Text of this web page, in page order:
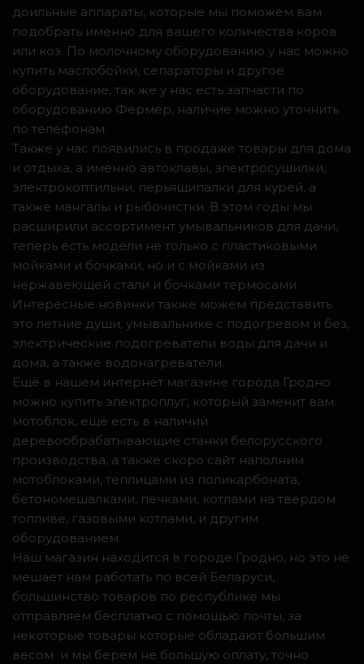
доильные аппараты, которые мы поможем вам
подобрать именно для вашего количества коров
или коз. По молочному оборудованию у нас можно
купить маслобойки, сепараторы и другое
оборудование, так же у нас есть запчасти по
оборудованию Фермер, наличие можно уточнить
по телефонам.
Также у нас появились в продаже товары для дома
и отдыха, а именно автоклавы, электросушилки,
электрокоптильни, перьящипалки для курей, а
также мангалы и рыбочистки. В этом годы мы
расширили ассортимент умывальников для дачи,
теперь есть модели не только с пластиковыми
мойками и бочками, но и с мойками из
нержавеющей стали и бочками термосами.
Интересные новинки также можем представить
это летние души, умывальнике с подогревом и без,
электрические подогреватели воды для дачи и
дома, а также водонагреватели.
Ещё в нашем интернет магазине города Гродно
можно купить электроплуг, который заменит вам
мотоблок, ещё есть в наличии
деревообрабатывающие станки белорусского
производства, а также скоро сайт наполним
мотоблоками, теплицами из поликарбоната,
бетономешалками, печками, котлами на твердом
топливе, газовыми котлами, и другим
оборудованием.
Наш магазин находится в городе Гродно, но это не
мешает нам работать по всей Беларуси,
большинство товаров по республике мы
отправляем бесплатно с помощью почты, за
некоторые товары которые обладают большим
весом и мы берем не большую оплату, точно